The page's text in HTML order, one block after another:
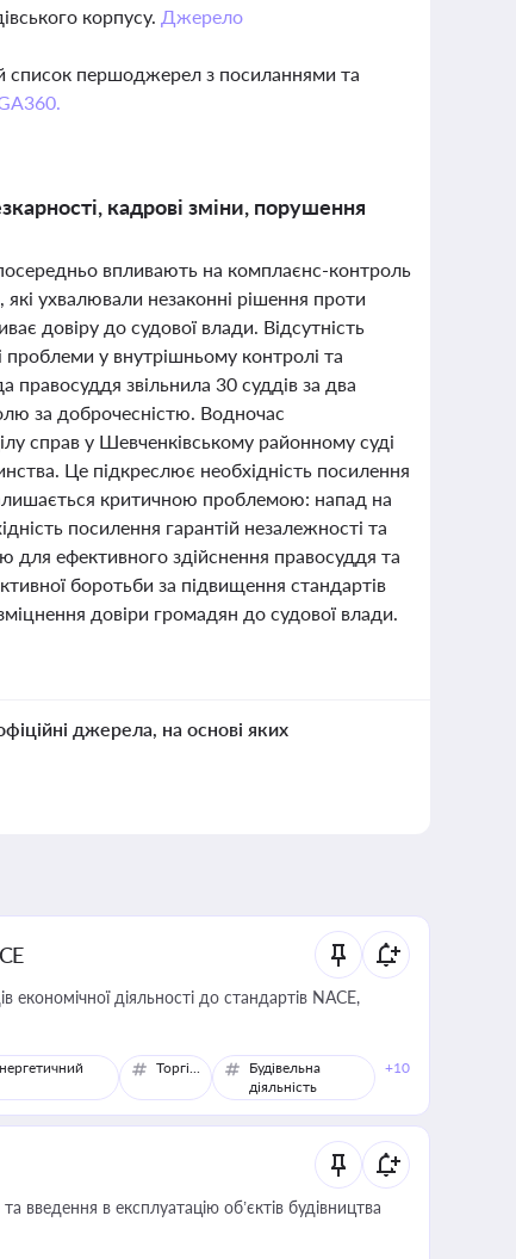
корпусу. Джерело
список першоджерел з посиланнями та
кадрові зміни, порушення
впливають на комплаєнс-контроль
ухвалювали незаконні рішення проти
довіру до судової влади. Відсутність
проблеми у внутрішньому контролі та
правосуддя звільнила 30 суддів за два
за доброчесністю. Водночас
справ у Шевченківському районному суді
Це підкреслює необхідність посилення
критичною проблемою: напад на
посилення гарантій незалежності та
для ефективного здійснення правосуддя та
боротьби за підвищення стандартів
довіри громадян до судової влади.
джерела, на основі яких
економічної діяльності до стандартів NACE,
Торгівля
Будівельна
діяльність
+10
введення в експлуатацію об’єктів будівництва